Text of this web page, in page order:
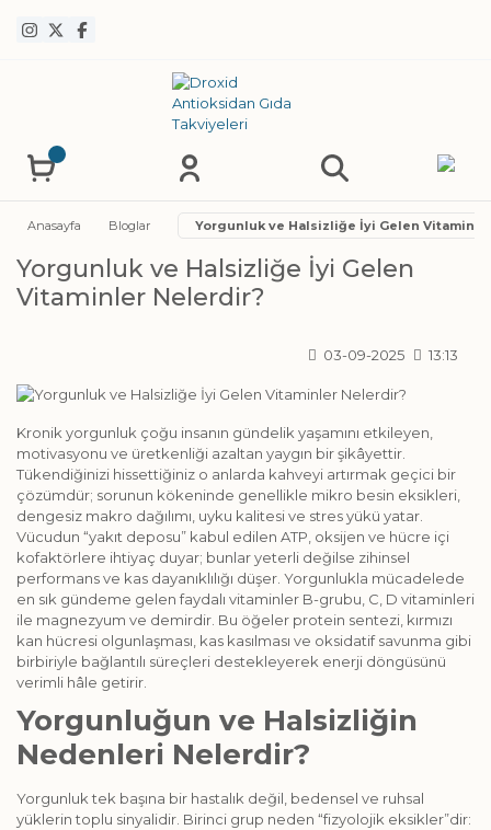
Anasayfa Bloglar Yorgunluk ve Halsizliğe İyi Gelen
Yorgunluk ve Halsizliğe İyi Gelen
Vitaminler Nelerdir?
03-09-2025 13:13
Kronik yorgunluk çoğu insanın gündelik yaşamını etkileyen,
motivasyonu ve üretkenliği azaltan yaygın bir şikâyettir.
Tükendiğinizi hissettiğiniz o anlarda kahveyi artırmak geçici bir
çözümdür; sorunun kökeninde genellikle mik­ro besin eksikleri,
dengesiz makro dağılımı, uyku kalitesi ve stres yükü yatar.
Vücudun “yakıt deposu” kabul edilen ATP, oksijen ve hücre içi
ko­faktörlere ihtiyaç duyar; bunlar yeterli değilse zihinsel
performans ve kas dayanıklılığı düşer. Yorgunlukla mücadelede
en sık gündeme gelen faydalı vitaminler B-grubu, C, D vitaminleri
ile magnezyum ve demirdir. Bu öğeler protein sentezi, kırmızı
kan hücresi olgunlaşması, kas kasılması ve oksidatif savunma gibi
birbiriyle bağlantılı süreçleri destekleyerek enerji döngüsünü
verimli hâle getirir.
Yorgunluğun ve Halsizliğin
Nedenleri Nelerdir?
Yorgunluk tek başına bir hastalık değil, bedensel ve ruhsal
yüklerin toplu sinyalidir. Birinci grup neden “fizyolojik eksikler”dir: